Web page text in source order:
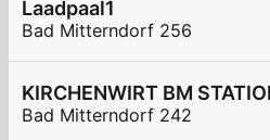
Laadpaal1
Bad Mitterndorf 256
KIRCHENWIRT BM
Bad Mitterndorf 242